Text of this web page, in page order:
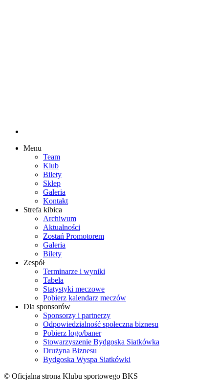
Menu
Team
Klub
Bilety
Sklep
Galeria
Kontakt
Strefa kibica
Archiwum
Aktualności
Zostań Promotorem
Galeria
Bilety
Zespół
Terminarze i wyniki
Tabela
Statystyki meczowe
Pobierz kalendarz meczów
Dla sponsorów
Sponsorzy i partnerzy
Odpowiedzialność społeczna biznesu
Pobierz logo/baner
Stowarzyszenie Bydgoska Siatkówka
Drużyna Biznesu
Bydgoska Wyspa Siatkówki
© Oficjalna strona Klubu sportowego BKS